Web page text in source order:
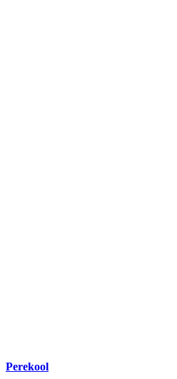
Perekool